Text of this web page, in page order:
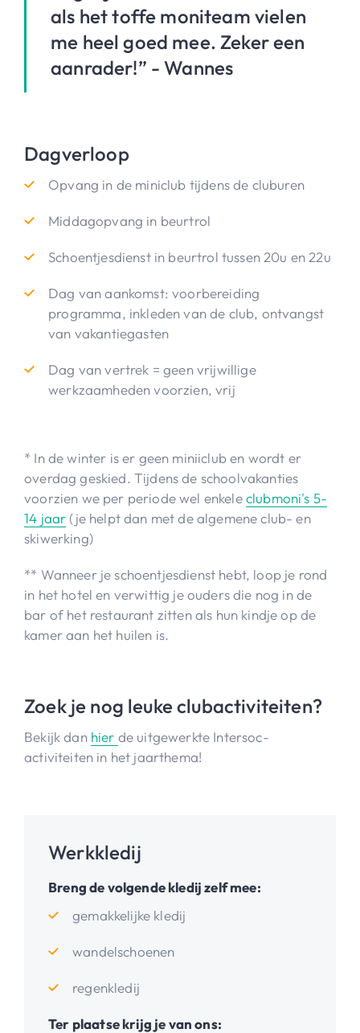
als het toffe moniteam vielen
me heel goed mee. Zeker een
aanrader!” - Wannes
Dagverloop
Opvang in de miniclub tijdens de cluburen
Middagopvang in beurtrol
Schoentjesdienst in beurtrol tussen 20u en 22u
Dag van aankomst: voorbereiding
programma, inkleden van de club, ontvangst
van vakantiegasten
Dag van vertrek = geen vrijwillige
werkzaamheden voorzien, vrij
* In de winter is er geen miniiclub en wordt er
overdag geskied. Tijdens de schoolvakanties
voorzien we per periode wel enkeleclubmoni's 5-
14 jaar (je helpt dan met de algemene club- en
skiwerking)
** Wanneer je schoentjesdienst hebt, loop je rond
in het hotel en verwittig je ouders die nog in de
bar of het restaurant zitten als hun kindje op de
kamer aan het huilen is.
Zoek je nog leuke clubactiviteiten?
Bekijk dan hier de uitgewerkte Intersoc-
activiteiten in het jaarthema!
Werkkledij
Breng de volgende kledij zelf mee:
gemakkelijke kledij
wandelschoenen
regenkledij
Ter plaatse krijg je van ons: